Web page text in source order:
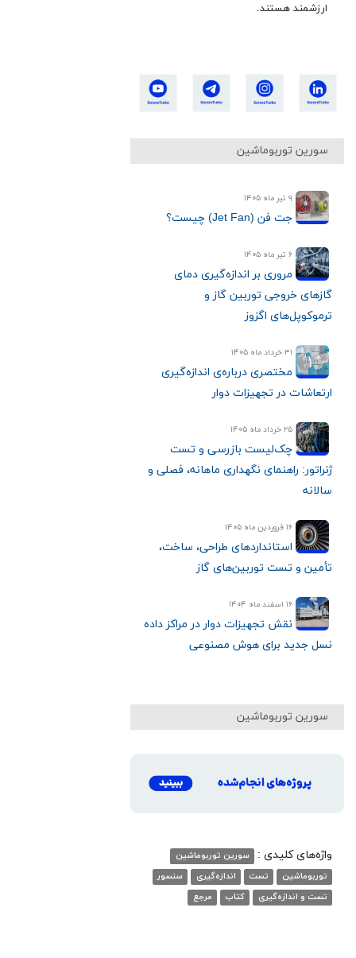
ارزشمند هستند.
سورین توربوماشین
۹ تیر ماه ۱۴۰۵
جت فن (Jet Fan) چیست؟
۶ تیر ماه ۱۴۰۵
مروری بر اندازه‌گیری دمای
گازهای خروجی توربین گاز و
ترموکوپل‌های اگزوز
۳۱ خرداد ماه ۱۴۰۵
مختصری درباره‌ی اندازه‌گیری
ارتعاشات در تجهیزات دوار
۲۵ خرداد ماه ۱۴۰۵
چک‌لیست بازرسی و تست
ژنراتور: راهنمای نگهداری ماهانه، فصلی و
سالانه
۱۶ فروردین ماه ۱۴۰۵
استانداردهای طراحی، ساخت،
تأمین و تست توربین‌های گاز
۱۶ اسفند ماه ۱۴۰۴
نقش تجهیزات دوار در مراکز داده
نسل جدید برای هوش مصنوعی
سورین توربوماشین
واژه‌های کلیدی :
سورین توربوماشین
توربوماشین
تست اندازه‌گیری
سنسور
تست و اندازه‌گیری
کتاب مرجع